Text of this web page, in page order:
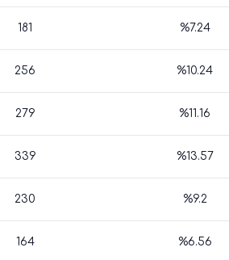
181 %7.24
256 %10.24
279 %11.16
339 %13.57
230 %9.2
164 %6.56